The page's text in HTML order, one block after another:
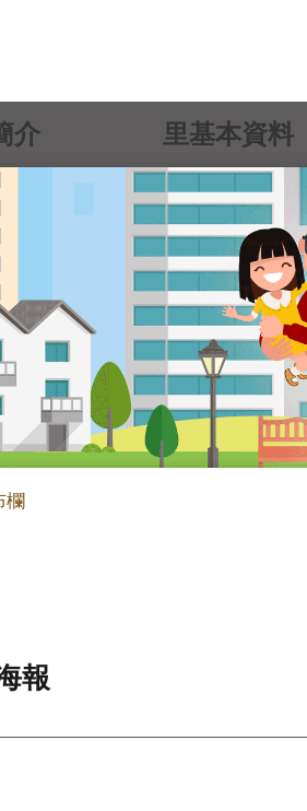
介 里基本資料
欄
報